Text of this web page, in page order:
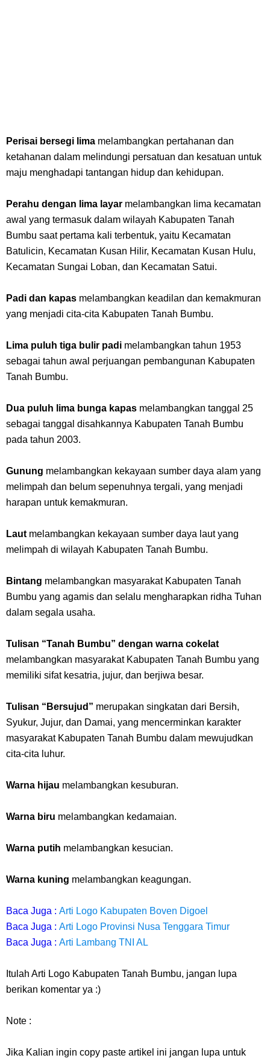
Perisai bersegi lima melambangkan pertahanan dan
ketahanan dalam melindungi persatuan dan kesatuan untuk
maju menghadapi tantangan hidup dan kehidupan.
Perahu dengan lima layar melambangkan lima kecamatan
awal yang termasuk dalam wilayah Kabupaten Tanah
Bumbu saat pertama kali terbentuk, yaitu Kecamatan
Batulicin, Kecamatan Kusan Hilir, Kecamatan Kusan Hulu,
Kecamatan Sungai Loban, dan Kecamatan Satui.
Padi dan kapas melambangkan keadilan dan kemakmuran
yang menjadi cita-cita Kabupaten Tanah Bumbu.
Lima puluh tiga bulir padi melambangkan tahun 1953
sebagai tahun awal perjuangan pembangunan Kabupaten
Tanah Bumbu.
Dua puluh lima bunga kapas melambangkan tanggal 25
sebagai tanggal disahkannya Kabupaten Tanah Bumbu
pada tahun 2003.
Gunung melambangkan kekayaan sumber daya alam yang
melimpah dan belum sepenuhnya tergali, yang menjadi
harapan untuk kemakmuran.
Laut melambangkan kekayaan sumber daya laut yang
melimpah di wilayah Kabupaten Tanah Bumbu.
Bintang melambangkan masyarakat Kabupaten Tanah
Bumbu yang agamis dan selalu mengharapkan ridha Tuhan
dalam segala usaha.
Tulisan “Tanah Bumbu” dengan warna cokelat
melambangkan masyarakat Kabupaten Tanah Bumbu yang
memiliki sifat kesatria, jujur, dan berjiwa besar.
Tulisan “Bersujud” merupakan singkatan dari Bersih,
Syukur, Jujur, dan Damai, yang mencerminkan karakter
masyarakat Kabupaten Tanah Bumbu dalam mewujudkan
cita-cita luhur.
Warna hijau melambangkan kesuburan.
Warna biru melambangkan kedamaian.
Warna putih melambangkan kesucian.
Warna kuning melambangkan keagungan.
Baca Juga : Arti Logo Kabupaten Boven Digoel
Baca Juga : Arti Logo Provinsi Nusa Tenggara Timur
Baca Juga : Arti Lambang TNI AL
Itulah Arti Logo Kabupaten Tanah Bumbu, jangan lupa
berikan komentar ya :)
Note :
Jika Kalian ingin copy paste artikel ini jangan lupa untuk